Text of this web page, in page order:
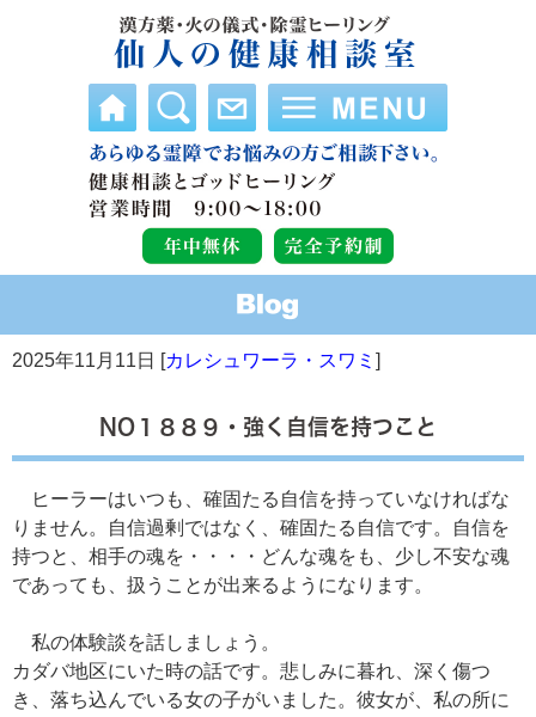
2025年11月11日 [カレシュワーラ・スワミ ]
NO１８８９・強く自信を持つこと
ヒーラーはいつも、確固たる自信を持っていなければな
りません。自信過剰ではなく、確固たる自信です。自信を
持つと、相手の魂を・・・・どんな魂をも、少し不安な魂
であっても、扱うことが出来るようになります。
私の体験談を話しましょう。
カダバ地区にいた時の話です。悲しみに暮れ、深く傷つ
き、落ち込んでいる女の子がいました。彼女が、私の所に